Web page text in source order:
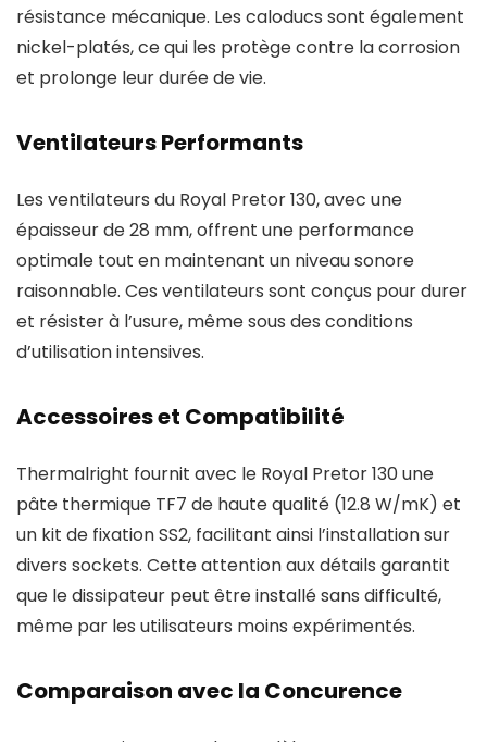
résistance mécanique. Les caloducs sont également
nickel-platés, ce qui les protège contre la corrosion
et prolonge leur durée de vie.
Ventilateurs Performants
Les ventilateurs du Royal Pretor 130, avec une
épaisseur de 28 mm, offrent une performance
optimale tout en maintenant un niveau sonore
raisonnable. Ces ventilateurs sont conçus pour durer
et résister à l’usure, même sous des conditions
d’utilisation intensives.
Accessoires et Compatibilité
Thermalright fournit avec le Royal Pretor 130 une
pâte thermique TF7 de haute qualité (12.8 W/mK) et
un kit de fixation SS2, facilitant ainsi l’installation sur
divers sockets. Cette attention aux détails garantit
que le dissipateur peut être installé sans difficulté,
même par les utilisateurs moins expérimentés.
Comparaison avec la Concurence